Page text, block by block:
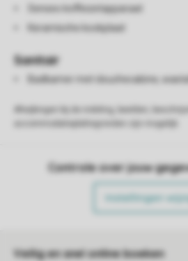
Senseo koffiezetapparaat
Keramische kookplaat
Sanitair
Badkamer met douchecabine,
Controle over jouw
Instellingen
Veilig en snel online boeken